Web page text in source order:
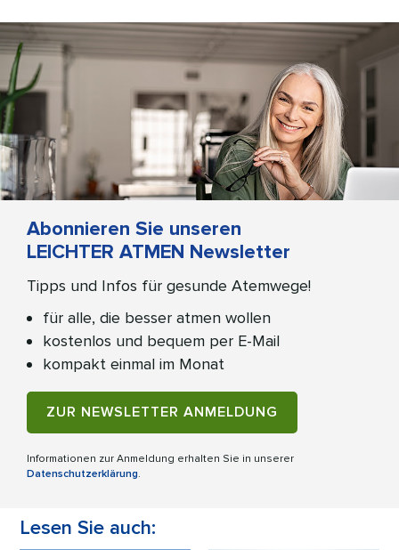
Abonnieren Sie unseren
LEICHTER ATMEN Newsletter
Tipps und Infos für gesunde Atemwege!
für alle, die besser atmen wollen
kostenlos und bequem per E-Mail
kompakt einmal im Monat
ZUR NEWSLETTER ANMELDUNG
Informationen zur Anmeldung erhalten Sie in unserer
Datenschutzerklärung.
Lesen Sie auch: